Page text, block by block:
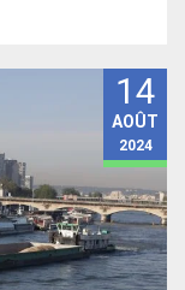
14
AOÛT
2024